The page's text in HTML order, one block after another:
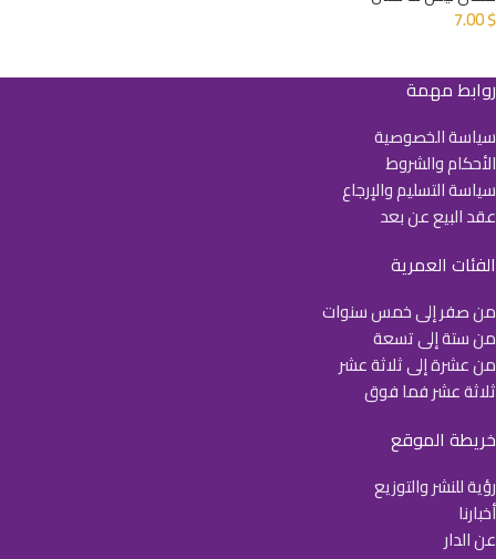
7.00$
روابط مهمة
سياسة الخصوصية
الأحكام والشروط
سياسة التسليم والإرجاع
عقد البيع عن بعد
الفئات العمرية
من صفر إلى خمس سنوات
من ستة إلى تسعة
من عشرة إلى ثلاثة عشر
ثلاثة عشر فما فوق
خريطة الموقع
رؤية للنشر والتوزيع
أخبارنا
عن الدار